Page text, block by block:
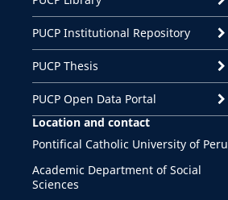
PUCP Institutional Repository
PUCP Thesis
PUCP Open Data Portal
Location and contact
Pontifical Catholic University of Peru
Academic Department of Social
Sciences